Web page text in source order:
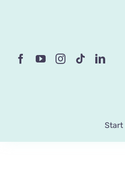
Start